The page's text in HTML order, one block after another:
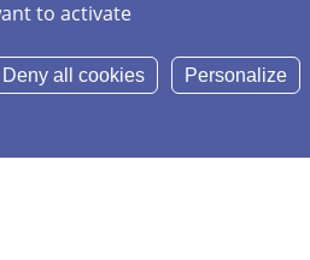
droits réservés -
to activate
Deny all cookies Personalize